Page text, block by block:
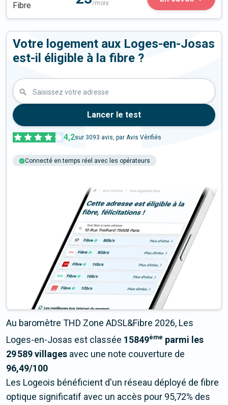
Fibre
/mois
Votre logement aux Loges-en-Josas
est-il éligible à la fibre ?
Saisissez votre adresse
Lancer le test
4,2sur 3093 avis, par Avis Vérifiés
Connecté en temps réel avec les opérateurs
Au baromètre THD Zone ADSL&Fibre 2026, Les
Loges-en-Josas est classée 15849ème parmi les
29 589 villages avec une note couverture de
96,49/100
Les Logeois bénéficient d'un réseau déployé de fibre
optique significatif avec un accès pour 95,72% des